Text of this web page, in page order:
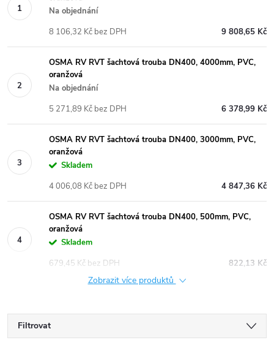
Na objednání
9 808,65 Kč
8 106,32 Kč bez DPH
OSMA RV RVT šachtová trouba DN400, 4000mm, PVC,
oranžová
Na objednání
6 378,99 Kč
5 271,89 Kč bez DPH
OSMA RV RVT šachtová trouba DN400, 3000mm, PVC,
oranžová
Skladem
4 847,36 Kč
4 006,08 Kč bez DPH
OSMA RV RVT šachtová trouba DN400, 500mm, PVC,
oranžová
Skladem
822,13 Kč
679,45 Kč bez DPH
Zobrazit více produktů
Filtrovat